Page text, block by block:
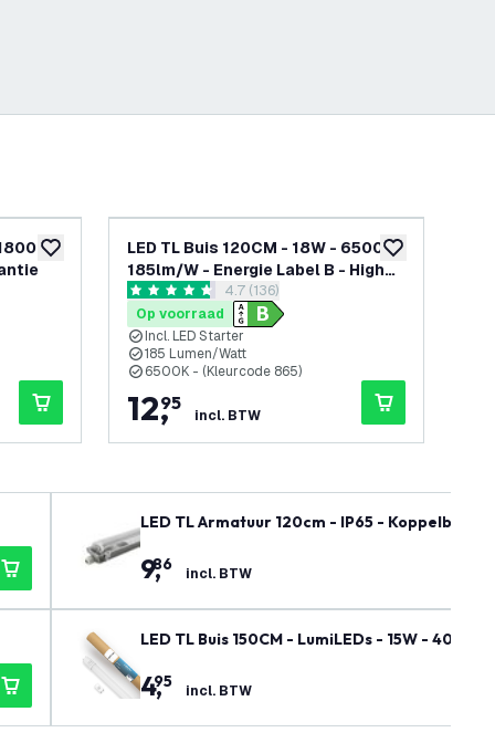
toevoegen aan verlanglijst toevoegen aan
LED TL Buis 120CM - 18W - 6500K -
185lm/W - Energie Label B - High
Efficiencyreviews drawer openen
4.7 score sterren4.7 (136)
Op voorraad
Incl. LED Starter
185 Lumen/Watt
6500K - (Kleurcode 865)
12,
95
incl. BTW
LED TL Armatuur 120cm - IP65 - Koppelbaar -
9,
86 incl. BTW
LED TL Buis 150CM - LumiLEDs - 15W -
4,
95 incl. BTW